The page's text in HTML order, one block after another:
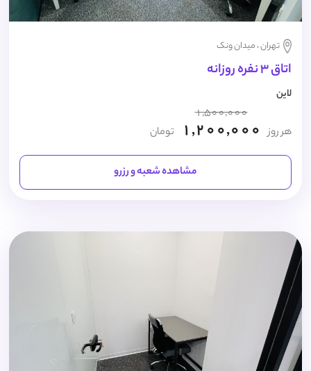
تهران ، میدان ونک
اتاق 3 نفره روزانه
لاین
هر روز
1,500,000
1,200,000 تومان
مشاهده شعبه و رزرو